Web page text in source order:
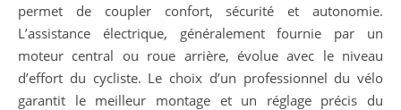
permet de coupler confort, sécurité et autonomie.
L’assistance électrique, généralement fournie par un
moteur central ou roue arrière, évolue avec le niveau
d’effort du cycliste. Le choix d’un professionnel du vélo
garantit le meilleur montage et un réglage précis du